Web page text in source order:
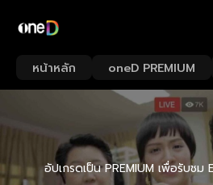
หน้าหลัก oneD PREMIUM
อัปเกรดเป็น PREMIUM เพื่อรับช